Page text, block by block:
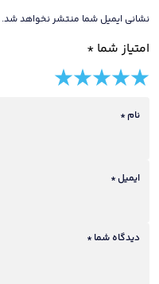
سال
گارانتی
تعویض
عدد
نشانی ایمیل شما منتشر نخواهد شد.
امتیاز شما *
1 of
stars
2 of
stars
3 of
4 of
5 of
دیدگاه شما *
نام *
ایمیل *